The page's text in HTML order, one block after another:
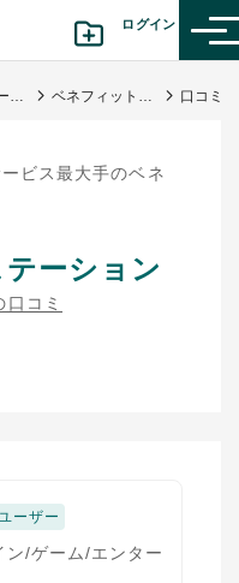
ログイン
福利厚生サービス・代行会社 ベネフィット・ステーション
ビス最大手のベネ
ーション
口コミ
ーザー
/ゲーム/エンター